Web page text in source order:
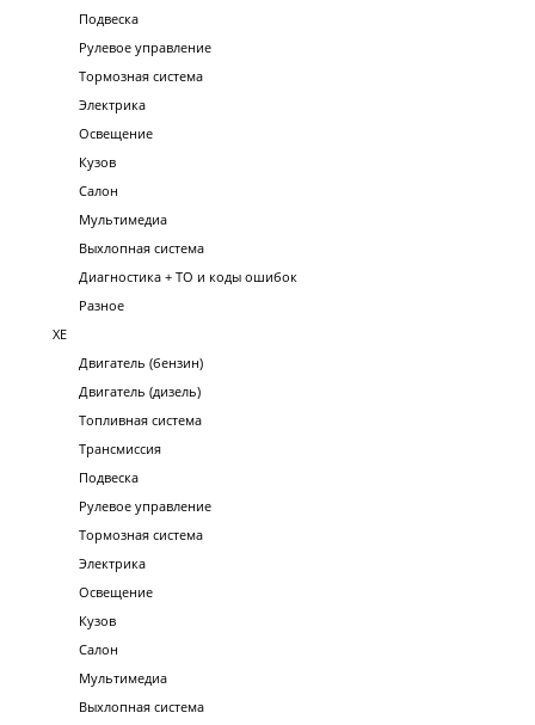
Подвеска
Рулевое управление
Тормозная система
Электрика
Освещение
Кузов
Салон
Мультимедиа
Выхлопная система
Диагностика + ТО и коды ошибок
Разное
XE
Двигатель (бензин)
Двигатель (дизель)
Топливная система
Трансмиссия
Подвеска
Рулевое управление
Тормозная система
Электрика
Освещение
Кузов
Салон
Мультимедиа
Выхлопная система